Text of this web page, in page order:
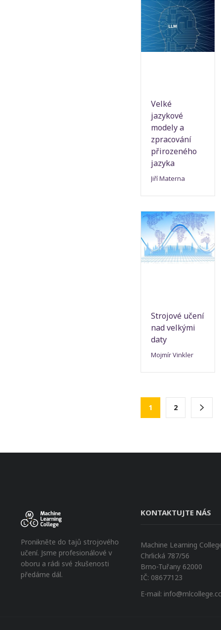
Velké
jazykové
modely a
zpracování
přirozeného
jazyka
Jiří Materna
Strojové učení
nad velkými
daty
Mojmír Vinkler
1 2
Pronikněte do tajů strojového
učení. Jsme profesionálové v
oboru a rádi své zkušenosti
předáme dál.
KONTAKTUJTE NÁS
Machine Learning
Chrlická 787/56
Brno-Tuřany 62000
IČ: 08677123
E-mail: